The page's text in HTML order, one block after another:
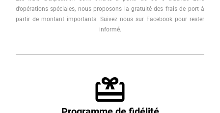
d’opérations spéciales, nous proposons la gratuité des frais de port à
partir de montant importants. Suivez nous sur Facebook pour rester
informé.